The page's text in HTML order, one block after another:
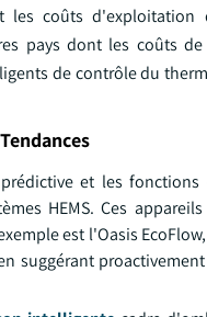
les coûts
pays dont les coûts
de contrôle du
et les
HEMS. Ces
est l'Oasis
suggérant